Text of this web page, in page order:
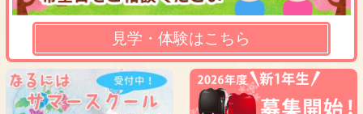
見学・体験はこちら